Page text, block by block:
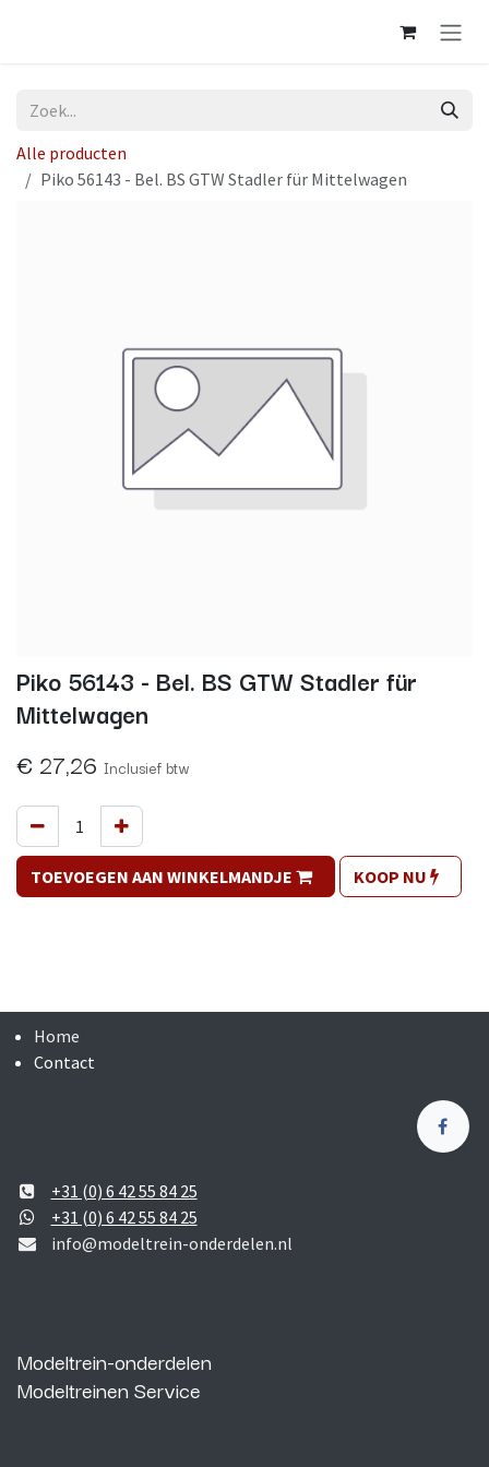
Alle producten
Piko 56143 - Bel. BS GTW Stadler für Mittelwagen
Piko 56143 - Bel. BS GTW Stadler für
Mittelwagen
€ 27,26 Inclusief btw
TOEVOEGEN AAN WINKELMANDJE KOOP NU
Home
Contact
+31 (0) 6 42 55 84 25
+31 (0) 6 42 55 84 25
info@modeltrein-onderdelen.nl
Modeltrein-onderdelen
Modeltreinen Service